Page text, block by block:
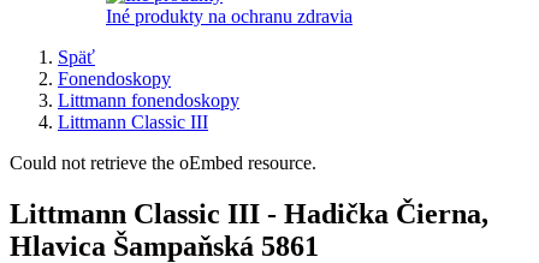
Iné produkty na ochranu zdravia
Späť
Fonendoskopy
Littmann fonendoskopy
Littmann Classic III
správa
Could not retrieve the oEmbed resource.
Littmann Classic III - Hadička Čierna,
Hlavica Šampaňská 5861